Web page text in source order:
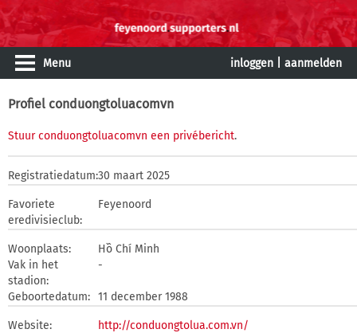
Menu inloggen aanmelden
Profiel conduongtoluacomvn
Stuur conduongtoluacomvn een privébericht.
Registratiedatum:30 maart 2025
Favoriete
eredivisieclub:
Feyenoord
Woonplaats:
Hồ Chí Minh
Vak in het
stadion:
-
Geboortedatum: 11 december 1988
Website: http://conduongtolua.com.vn/